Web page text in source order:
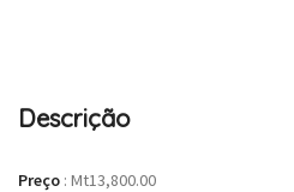
Descrição
Preço : Mt13,800.00